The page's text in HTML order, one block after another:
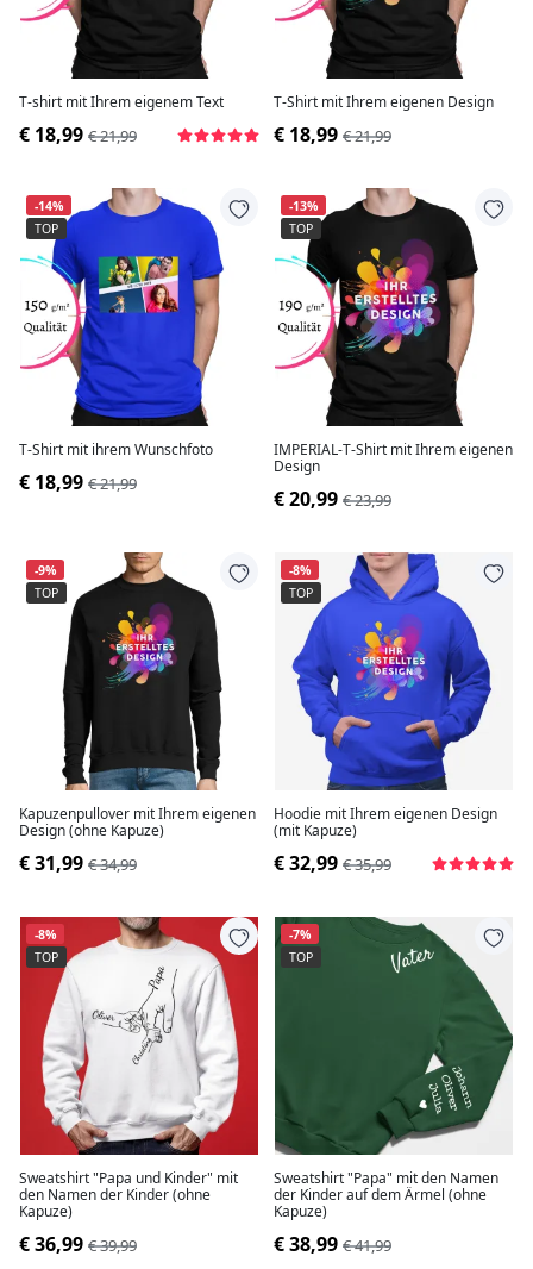
T-shirt mit Ihrem eigenem Text
€ 18,99 € 21,99
T-Shirt mit Ihrem eigenen Design
€ 18,99 € 21,99
-14%
TOP
T-Shirt mit ihrem Wunschfoto
€ 18,99 € 21,99
-13%
TOP
IMPERIAL-T-Shirt mit Ihrem eigenen
Design
€ 20,99 € 23,99
-9%
TOP
Kapuzenpullover mit Ihrem eigenen
Design (ohne Kapuze)
€ 31,99 € 34,99
-8%
TOP
Hoodie mit Ihrem eigenen Design
(mit Kapuze)
€ 32,99 € 35,99
-8%
TOP
Sweatshirt "Papa und Kinder" mit
den Namen der Kinder (ohne
Kapuze)
€ 36,99 € 39,99
-7%
TOP
Sweatshirt "Papa" mit den Namen
der Kinder auf dem Ärmel (ohne
Kapuze)
€ 38,99 € 41,99